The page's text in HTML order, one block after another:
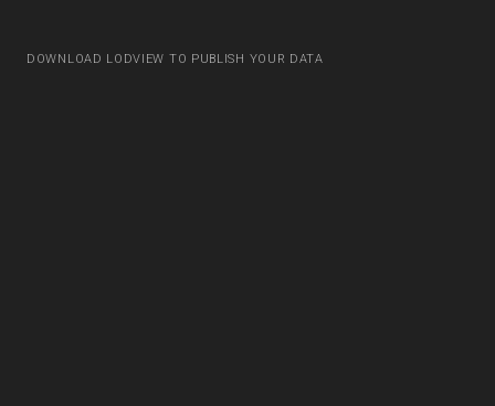
DOWNLOAD LODVIEW TO PUBLISH YOUR DATA